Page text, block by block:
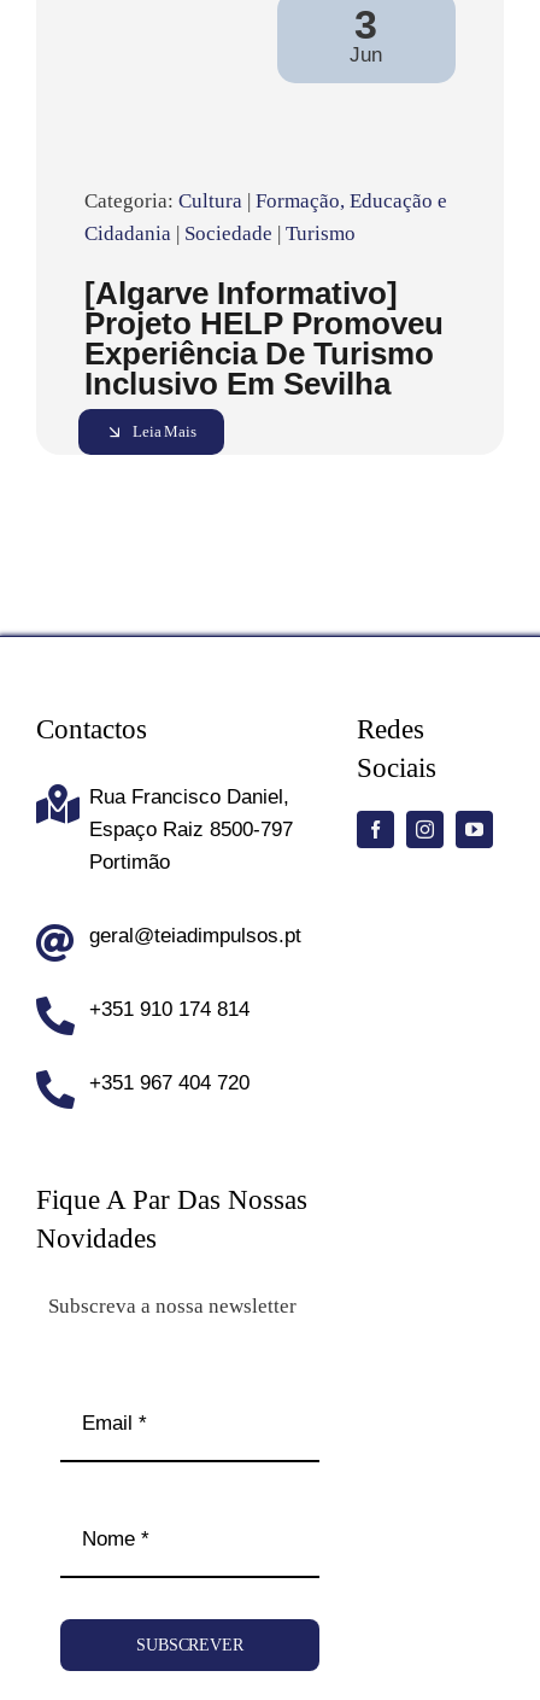
3
Jun
Categoria: Cultura Formação, Educação e
Cidadania
Sociedade Turismo
[Algarve Informativo]
Projeto HELP Promoveu
Experiência De Turismo
Inclusivo Em Sevilha
Leia Mais
Contactos
Rua Francisco Daniel,
Espaço Raiz 8500-797
Portimão
geral@teiadimpulsos.pt
+351 910 174 814
+351 967 404 720
Redes
Sociais
Fique A Par Das Nossas
Novidades
Subscreva a nossa newsletter
SUBSCREVER